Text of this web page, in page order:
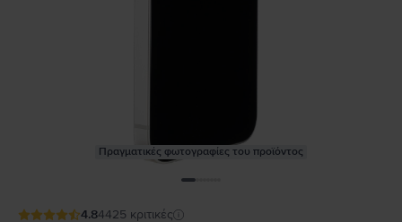
Πραγματικές φωτογραφίες του προϊόντος
4.84425 κριτικές